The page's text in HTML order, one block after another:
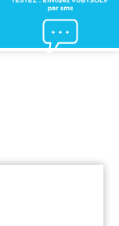
Se connecter